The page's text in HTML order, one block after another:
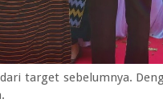
target sebelumnya.